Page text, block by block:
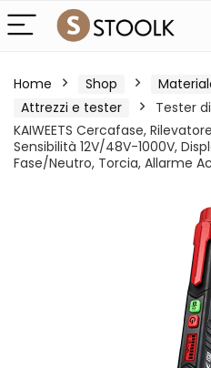
Home Shop
Attrezzi e tester
Tester
KAIWEETS Cercafase,
Sensibilità 12V/48V-1000V,
Fase/Neutro, Torcia, Allarme